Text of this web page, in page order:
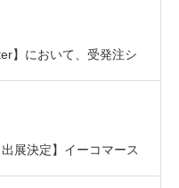
】において、受発注シ
展決定】イーコマース